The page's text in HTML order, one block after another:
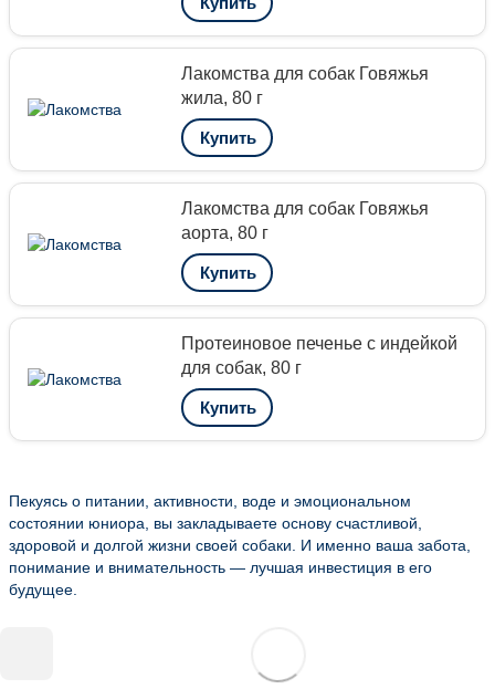
Лакомства для собак Говяжья
жила, 80 г
Купить
Лакомства для собак Говяжья
аорта, 80 г
Купить
Протеиновое печенье с индейкой
для собак, 80 г
Купить
Пекуясь о питании, активности, воде и эмоциональном
состоянии юниора, вы закладываете основу счастливой,
здоровой и долгой жизни своей собаки. И именно ваша забота,
понимание и внимательность — лучшая инвестиция в его
будущее.